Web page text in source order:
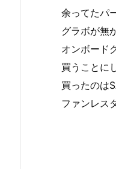
余ってたパ
グラボが無
オンボード
買うことに
買ったのは
ファンレス